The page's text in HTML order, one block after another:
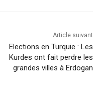
Article suivant
Elections en Turquie : Les
Kurdes ont fait perdre les
grandes villes à Erdogan